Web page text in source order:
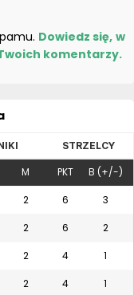
Dowiedz się, w
komentarzy.
STRZELCY
M PKT B (+/-)
2 6 3
2 6 2
2 4 1
2 4 1